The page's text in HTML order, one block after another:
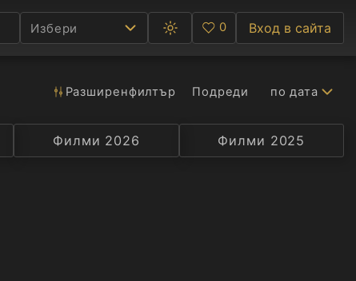
Избери
Превключване
между
светла
Любими
0 Вход в сайта
Разширенфилтър Подреди по дата
Селекция Превод Актьор
Филми 2026 Филми 2025